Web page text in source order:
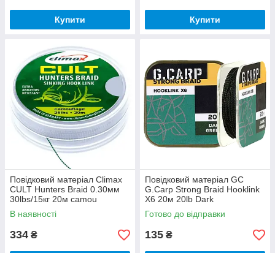
Купити Купити
Повідковий матеріал Climax
CULT Hunters Braid 0.30мм
30lbs/15кг 20м camou
В наявності
334 ₴
Повідковий матеріал GC
G.Carp Strong Braid Hooklink
X6 20м 20lb Dark
Готово до відправки
135 ₴